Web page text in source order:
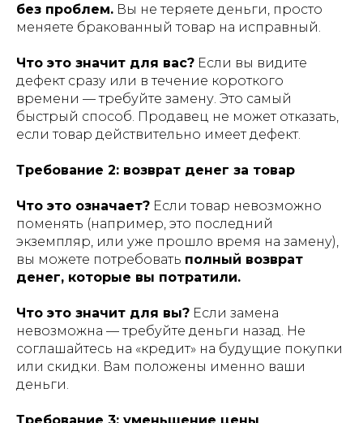
без проблем. Вы не теряете деньги, просто
меняете бракованный товар на исправный.
Что это значит для вас? Если вы видите
дефект сразу или в течение короткого
времени — требуйте замену. Это самый
быстрый способ. Продавец не может отказать,
если товар действительно имеет дефект.
Требование 2: возврат денег за товар
Что это означает? Если товар невозможно
поменять (например, это последний
экземпляр, или уже прошло время на замену),
вы можете потребовать полный возврат
денег, которые вы потратили.
Что это значит для вы? Если замена
невозможна — требуйте деньги назад. Не
соглашайтесь на «кредит» на будущие покупки
или скидки. Вам положены именно ваши
деньги.